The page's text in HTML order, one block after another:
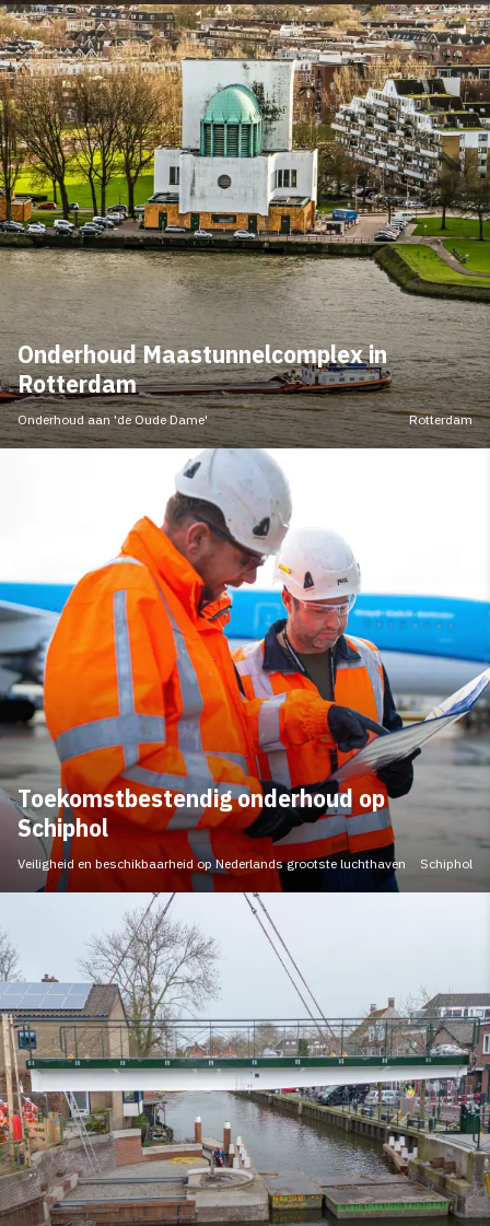
Onderhoud Maastunnelcomplex in
Rotterdam
Onderhoud aan 'de Oude Dame' Rotterdam
Toekomstbestendig onderhoud op
Schiphol
Veiligheid en beschikbaarheid op Nederlands grootste luchthaven Schiphol